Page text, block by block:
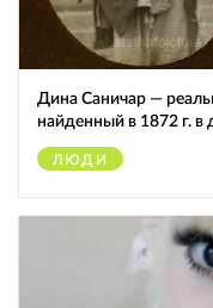
Дина Саничар —
найденный в 1872 г.
ЛЮДИ